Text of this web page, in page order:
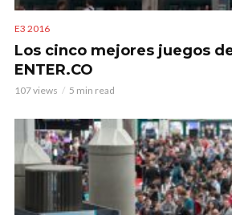
E3 2016
Los cinco mejores juegos
ENTER.CO
107 views 5 min read